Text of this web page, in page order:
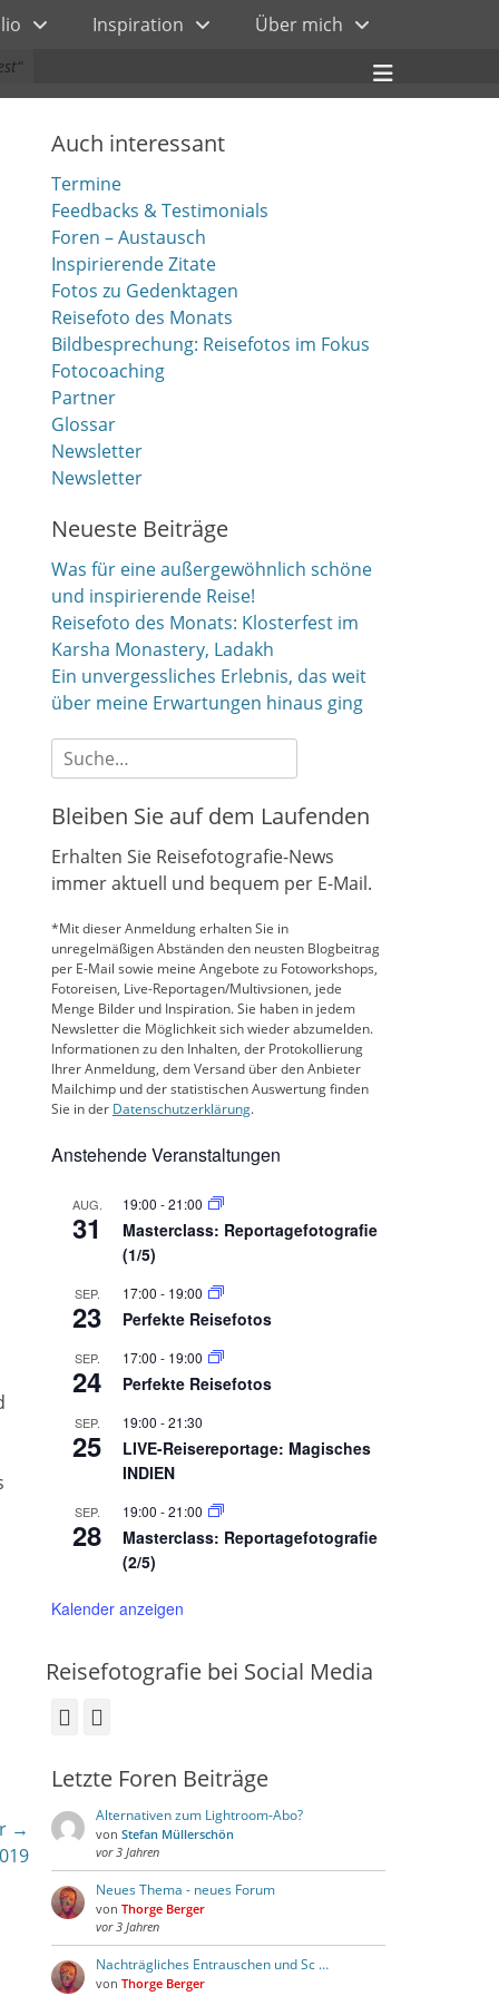
Inspiration Über mich
Header
Toggle
→
Auch interessant
Termine
Feedbacks & Testimonials
Foren – Austausch
Inspirierende Zitate
Fotos zu Gedenktagen
Reisefoto des Monats
Bildbesprechung: Reisefotos im Fokus
Fotocoaching
Partner
Glossar
Newsletter
Newsletter
Neueste Beiträge
Was für eine außergewöhnlich schöne
und inspirierende Reise!
Reisefoto des Monats: Klosterfest im
Karsha Monastery, Ladakh
Ein unvergessliches Erlebnis, das weit
über meine Erwartungen hinaus ging
Suche
nach:
Bleiben Sie auf dem Laufenden
Erhalten Sie Reisefotografie-News
immer aktuell und bequem per E-Mail.
*Mit dieser Anmeldung erhalten Sie in
unregelmäßigen Abständen den neusten Blogbeitrag
per E-Mail sowie meine Angebote zu Fotoworkshops,
Fotoreisen, Live-Reportagen/Multivsionen, jede
Menge Bilder und Inspiration. Sie haben in jedem
Newsletter die Möglichkeit sich wieder abzumelden.
Informationen zu den Inhalten, der Protokollierung
Ihrer Anmeldung, dem Versand über den Anbieter
Mailchimp und der statistischen Auswertung finden
Sie in der Datenschutzerklärung.
Anstehende Veranstaltungen
AUG.
31
19:00 -21:00
Masterclass: Reportagefotografie
(1/5)
SEP.
23
17:00 - 19:00
Perfekte Reisefotos
SEP.
24
17:00 - 19:00
Perfekte Reisefotos
SEP.
25
19:00 -21:30
LIVE-Reisereportage: Magisches
INDIEN
SEP.
28
19:00 -21:00
Masterclass: Reportagefotografie
(2/5)
Kalender anzeigen
Reisefotografie bei Social Media
Facebook
Letzte Foren Beiträge
Alternativen zum Lightroom-Abo?
von Stefan Müllerschön
vor 3 Jahren
Neues Thema - neues Forum
von Thorge Berger
vor 3 Jahren
Nachträgliches Entrauschen und Sc …
von Thorge Berger